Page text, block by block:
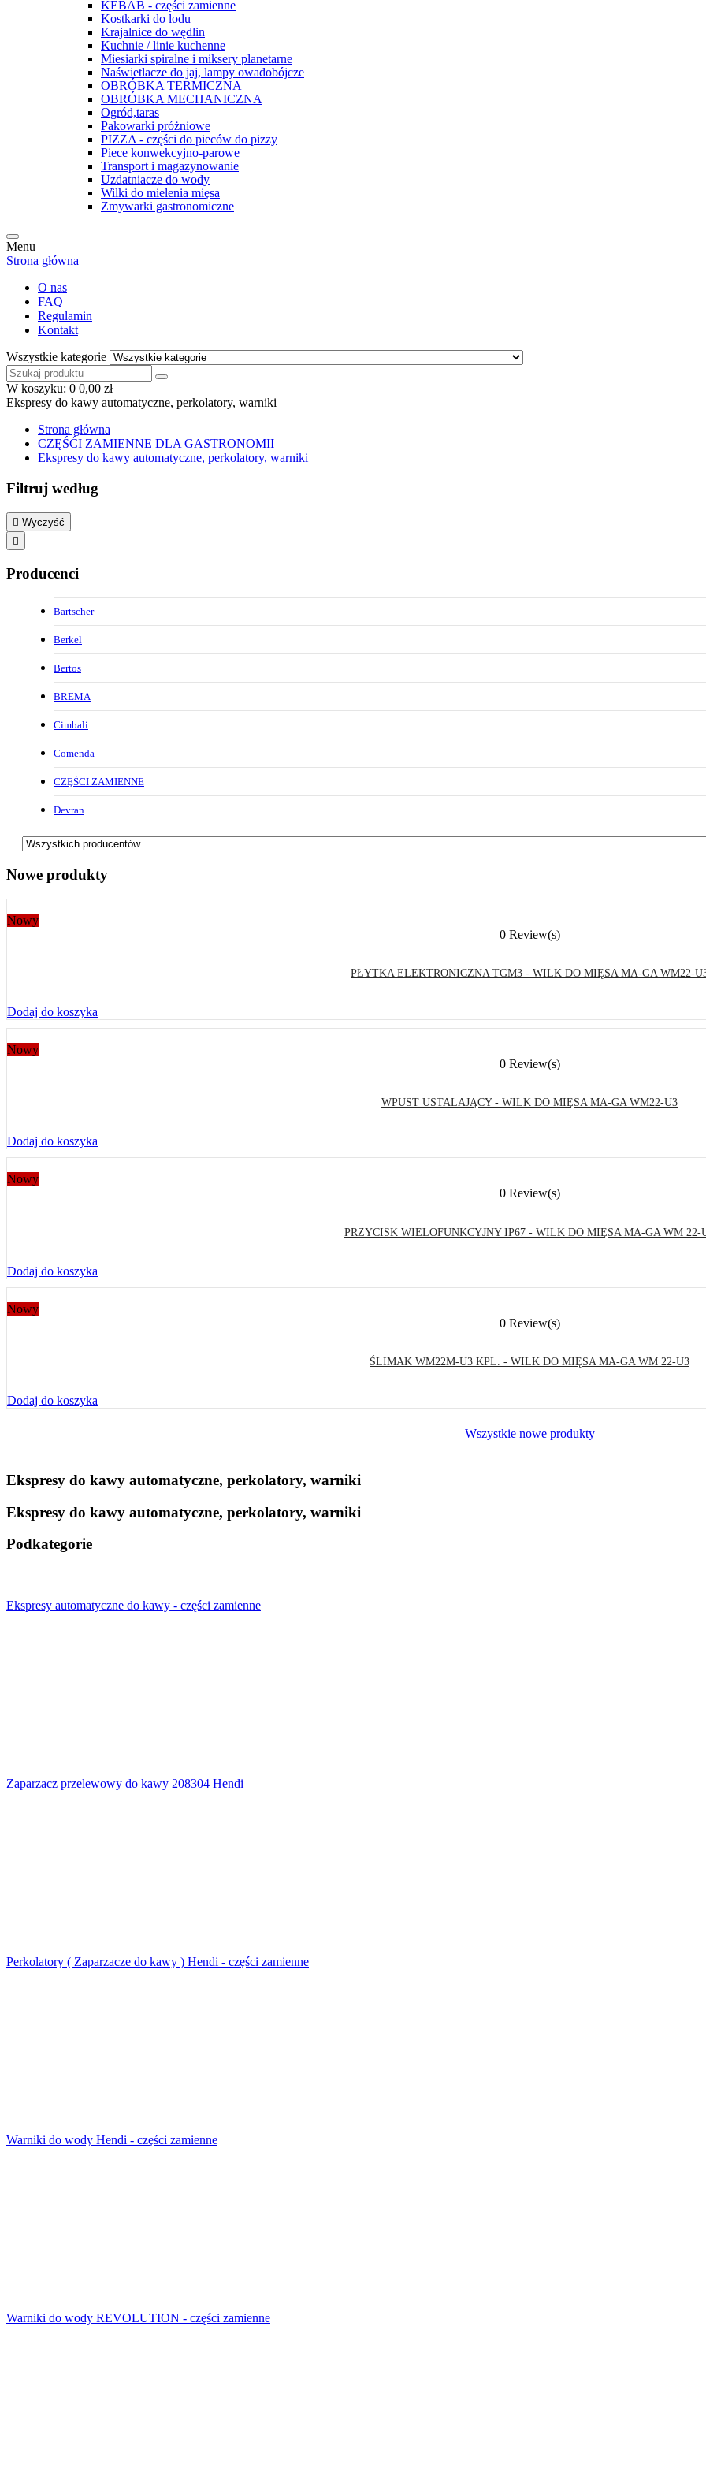
KEBAB - części zamienne
Kostkarki do lodu
Krajalnice do wędlin
Kuchnie / linie kuchenne
Miesiarki spiralne i miksery planetarne
Naświetlacze do jaj, lampy owadobójcze
OBRÓBKA TERMICZNA
OBRÓBKA MECHANICZNA
Ogród,taras
Pakowarki próżniowe
PIZZA - części do pieców do pizzy
Piece konwekcyjno-parowe
Transport i magazynowanie
Uzdatniacze do wody
Wilki do mielenia mięsa
Zmywarki gastronomiczne
Menu
Strona główna
O nas
FAQ
Regulamin
Kontakt
Wszystkie kategorie
W koszyku: 0 0,00 zł
Ekspresy do kawy automatyczne, perkolatory, warniki
Strona główna
CZĘŚĆI ZAMIENNE DLA GASTRONOMII
Ekspresy do kawy automatyczne, perkolatory, warniki
Filtruj według
 Wyczyść

Producenci
Bartscher
Berkel
Bertos
BREMA
Cimbali
Comenda
CZĘŚCI ZAMIENNE
Devran
Nowe produkty
Nowy
0 Review(s)
PŁYTKA ELEKTRONICZNA TGM3 - WILK DO MIĘSA MA-GA WM22-
Dodaj do koszyka
Nowy
0 Review(s)
WPUST USTALAJĄCY - WILK DO MIĘSA MA-GA WM22-U3
Dodaj do koszyka
Nowy
0 Review(s)
PRZYCISK WIELOFUNKCYJNY IP67 - WILK DO MIĘSA MA-GA WM 22-
Dodaj do koszyka
Nowy
0 Review(s)
ŚLIMAK WM22M-U3 KPL. - WILK DO MIĘSA MA-GA WM 22-U3
Dodaj do koszyka
Wszystkie nowe produkty
Ekspresy do kawy automatyczne, perkolatory, warniki
Ekspresy do kawy automatyczne, perkolatory, warniki
Podkategorie
Ekspresy automatyczne do kawy - części zamienne
Zaparzacz przelewowy do kawy 208304 Hendi
Perkolatory ( Zaparzacze do kawy ) Hendi - części zamienne
Warniki do wody Hendi - części zamienne
Warniki do wody REVOLUTION - części zamienne